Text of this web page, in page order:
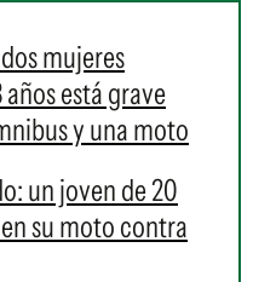
mujeres
está grave
y una moto
un joven de 20
su moto contra